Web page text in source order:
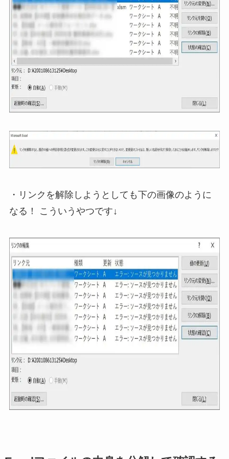
・リンクを解除しようとしても下の画像のように
なる！ こういうやつです↓